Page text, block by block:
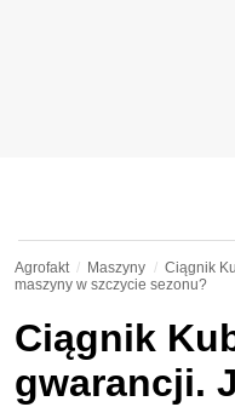
Agrofakt Maszyny
Ciągnik
maszyny w szczycie sezonu?
Ciągnik
gwarancji.